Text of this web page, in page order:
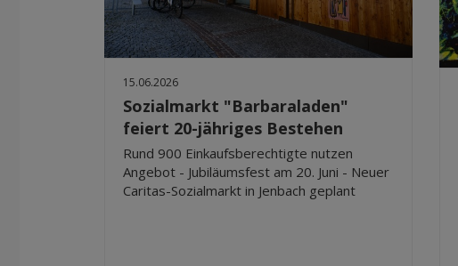
15.06.2026
Sozialmarkt "Barbaraladen"
feiert 20-jähriges Bestehen
Rund 900 Einkaufsberechtigte nutzen
Angebot - Jubiläumsfest am 20. Juni - Neuer
Caritas-Sozialmarkt in Jenbach geplant